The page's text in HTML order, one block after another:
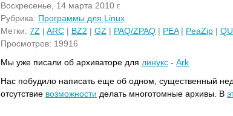
Воскресенье, 14 марта 2010 г.
Рубрика: Программы для Linux
Метки: 7Z | ARC | BZ2 | GZ | PAQ/ZPAQ | PEA| PeaZip |
Просмотров: 19916
Мы уже писали об архиваторе для линукс - Ark
Нас побудило написать еще об одном, существенный
отсутствие возможности делать многотомные архивы. В